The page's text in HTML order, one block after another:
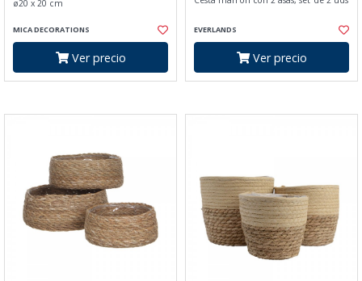
ø20 x 20 cm
MICA DECORATIONS
Ver precio
EVERLANDS
Ver precio